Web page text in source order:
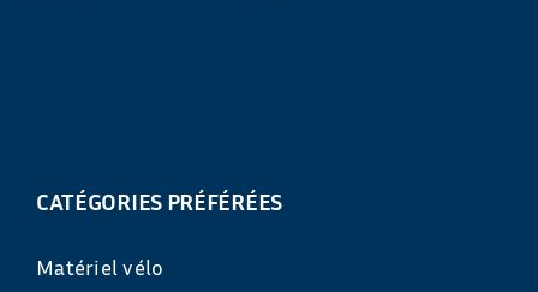
CATÉGORIES PRÉFÉRÉES
Matériel vélo